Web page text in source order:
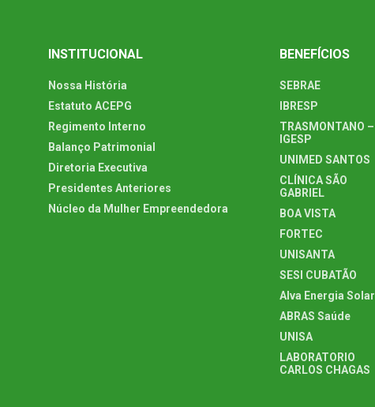
INSTITUCIONAL
Nossa História
Estatuto ACEPG
Regimento Interno
Balanço Patrimonial
Diretoria Executiva
Presidentes Anteriores
Núcleo da Mulher Empreendedora
BENEFÍCIOS
SEBRAE
IBRESP
TRASMONTANO –
IGESP
UNIMED SANTOS
CLÍNICA SÃO
GABRIEL
BOA VISTA
FORTEC
UNISANTA
SESI CUBATÃO
Alva Energia Solar
ABRAS Saúde
UNISA
LABORATORIO
CARLOS CHAGAS